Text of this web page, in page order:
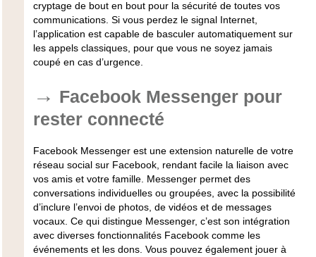
cryptage de bout en bout pour la sécurité de toutes vos
communications. Si vous perdez le signal Internet,
l’application est capable de basculer automatiquement sur
les appels classiques, pour que vous ne soyez jamais
coupé en cas d’urgence.
Facebook Messenger pour
rester connecté
Facebook Messenger est une extension naturelle de votre
réseau social sur Facebook, rendant facile la liaison avec
vos amis et votre famille. Messenger permet des
conversations individuelles ou groupées, avec la possibilité
d’inclure l’envoi de photos, de vidéos et de messages
vocaux. Ce qui distingue Messenger, c’est son intégration
avec diverses fonctionnalités Facebook comme les
événements et les dons. Vous pouvez également jouer à